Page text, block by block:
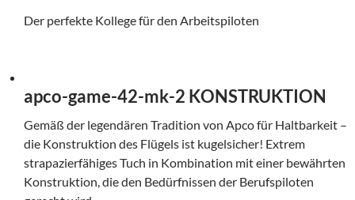
Der perfekte Kollege für den Arbeitspiloten
apco-game-42-mk-2 KONSTRUKTION
Gemäß der legendären Tradition von Apco für Haltbarkeit –
die Konstruktion des Flügels ist kugelsicher! Extrem
strapazierfähiges Tuch in Kombination mit einer bewährten
Konstruktion, die den Bedürfnissen der Berufspiloten